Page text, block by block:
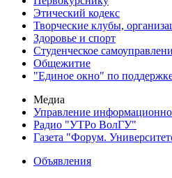
Этический кодекс
Творческие клубы,
Здоровье и спорт
Студенческое
Общежитие
"Единое окно" по
Медиа
Управление
Радио "УТРо ВолГУ"
Газета "Форум.
Объявления